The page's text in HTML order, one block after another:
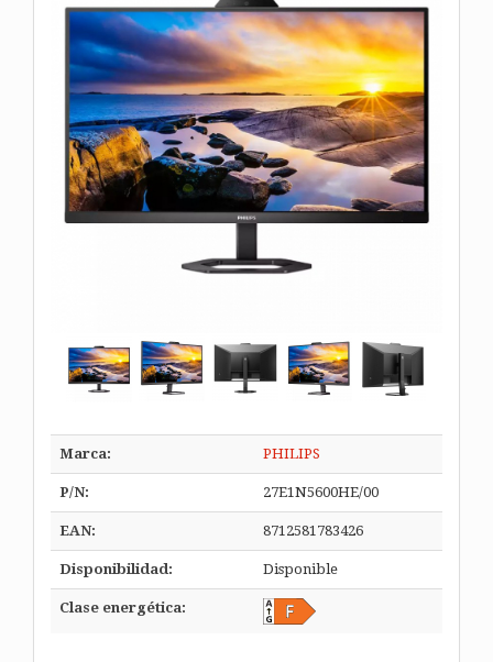
Marca: PHILIPS
P/N: 27E1N5600HE/00
EAN: 8712581783426
Disponibilidad: Disponible
Clase energética: